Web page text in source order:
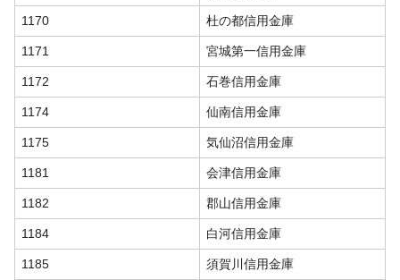
1170 杜の都信用金庫
1171 宮城第一信用金庫
1172 石巻信用金庫
1174 仙南信用金庫
1175 気仙沼信用金庫
1181 会津信用金庫
1182 郡山信用金庫
1184 白河信用金庫
1185 須賀川信用金庫